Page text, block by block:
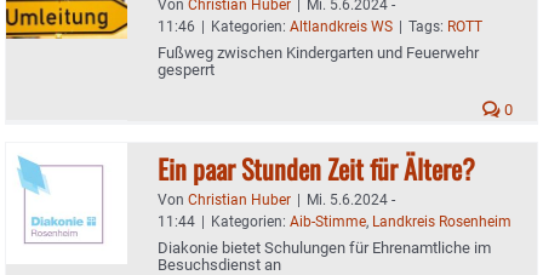
Von Christian Huber | Mi. 5.6.2024 -
11:46 | Kategorien: Altlandkreis WS | Tags: ROTT
Fußweg zwischen Kindergarten und Feuerwehr
gesperrt
0
Ein paar Stunden Zeit für Ältere?
Von Christian Huber | Mi. 5.6.2024 -
11:44 | Kategorien: Aib-Stimme, Landkreis Rosenheim
Diakonie bietet Schulungen für Ehrenamtliche im
Besuchsdienst an